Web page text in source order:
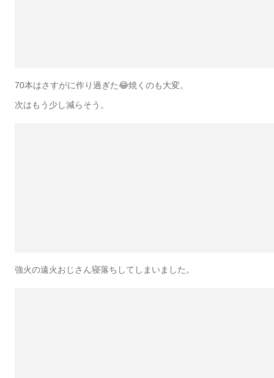
70本はさすがに作り過ぎた😂焼くのも大変。
次はもう少し減らそう。
強火の遠火おじさん寝落ちしてしまいました。